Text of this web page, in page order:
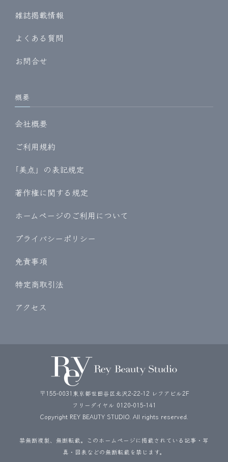
雑誌掲載情報
よくある質問
お問合せ
概要
会社概要
ご利用規約
｢美点」の表記規定
著作権に関する規定
ホームページのご利用について
プライバシーポリシー
免責事項
特定商取引法
アクセス
〒155-0031東京都世田谷区北沢2-22-12 レフアビル2F
フリーダイヤル 0120-015-141
Copyright REY BEAUTY STUDIO. All rights reserved.
禁無断複製、無断転載。このホームページに掲載されている記事・写
真・図表などの無断転載を禁じます。